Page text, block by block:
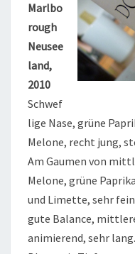
Marlbo
rough
Neusee
land,
2010
Schwef
lige Nase, grüne
Melone, recht jung,
Am Gaumen von
Melone, grüne
und Limette, sehr
gute Balance,
animierend, sehr